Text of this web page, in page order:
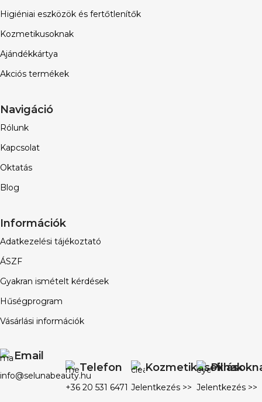
Higiéniai eszközök és fertőtlenítők
Kozmetikusoknak
Ajándékkártya
Akciós termékek
Navigáció
Rólunk
Kapcsolat
Oktatás
Blog
Információk
Adatkezelési tájékoztató
ÁSZF
Gyakran ismételt kérdések
Hűségprogram
Vásárlási információk
Email
info@selunabeauty.hu
Telefon
+36 20 531 6471
Kozmetikusoknak
Jelentkezés >> Jelentkezés >>